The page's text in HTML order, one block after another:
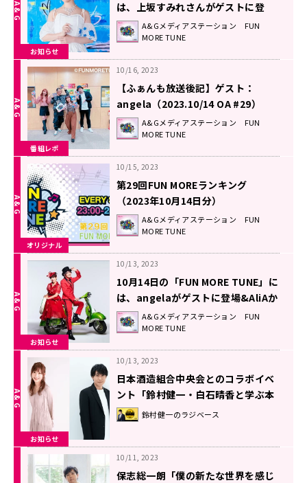
お知らせ
は、上坂すみれさんがゲストに登
場！！A&Gメディアステーション FUN
MORE TUNE
番組レポ
10/16, 2023
【ふぁんも放送後記】ゲスト：
angela（2023.10/14 OA #29）
A&Gメディアステーション FUN
MORE TUNE
オリジナル
10/15, 2023
第29回FUN MOREランキング
（2023年10月14日分）
A&Gメディアステーション FUN
MORE TUNE
お知らせ
10/13, 2023
10月14日の「FUN MORE TUNE」に
は、angelaがゲストに登場&AliAか
らのコメントもＯＡ！！
A&Gメディアステーション FUN
MORE TUNE
お知らせ
10/13, 2023
日本酒造組合中央会とのコラボイベ
ント「鈴村健一・白石晴香と学ぶ本
格焼酎＆泡盛～入門編～」11月1日
開催決定＆参加申込受付中！
鈴村健一のラジベース
10/11, 2023
保志総一朗「僕の新たな世界を感じ